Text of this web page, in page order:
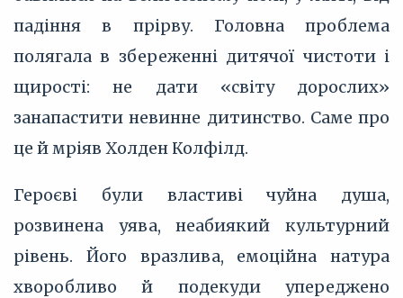
падіння в прірву. Головна проблема
полягала в збереженні дитячої чистоти і
щирості: не дати «світу дорослих»
занапастити невинне дитинство. Саме про
це й мріяв Холден Колфілд.
Героєві були властиві чуйна душа,
розвинена уява, неабиякий культурний
рівень. Його вразлива, емоційна натура
хворобливо й подекуди упереджено